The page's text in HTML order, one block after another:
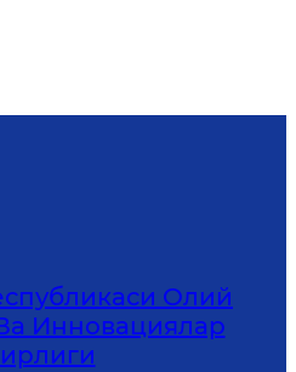
Олий
Инновациялар